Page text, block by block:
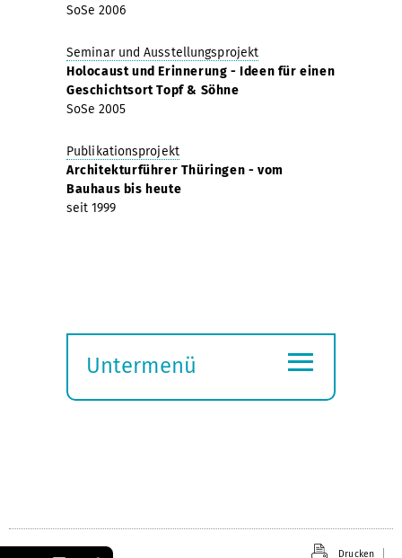
SoSe 2006
Seminar und Ausstellungsprojekt
Holocaust und Erinnerung - Ideen für einen
Geschichtsort Topf & Söhne
SoSe 2005
Publikationsprojekt
Architekturführer Thüringen - vom
Bauhaus bis heute
seit 1999
Untermenü
≡
Drucken